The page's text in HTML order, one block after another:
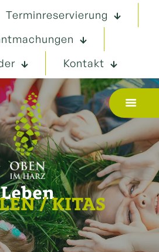
Terminreservierung
Kontakt
Leben
/ KITAS